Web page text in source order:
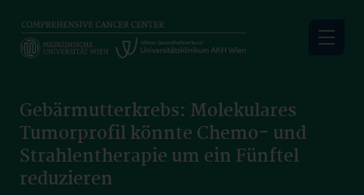
main
Gebärmutterkrebs: Molekulares
Tumorprofil könnte Chemo- und
Strahlentherapie um ein Fünftel
reduzieren